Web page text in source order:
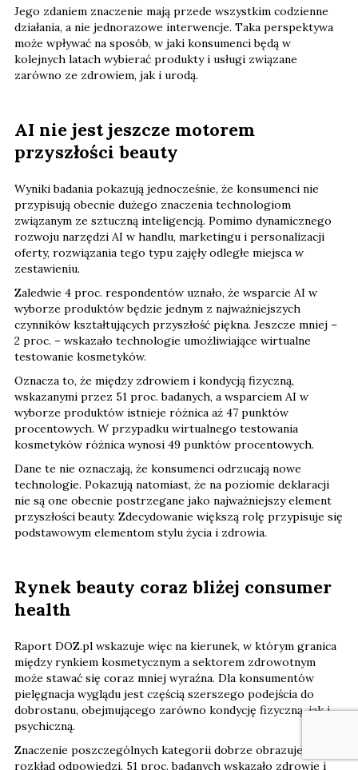
Jego zdaniem znaczenie mają przede wszystkim codzienne
działania, a nie jednorazowe interwencje. Taka perspektywa
może wpływać na sposób, w jaki konsumenci będą w
kolejnych latach wybierać produkty i usługi związane
zarówno ze zdrowiem, jak i urodą.
AI nie jest jeszcze motorem
przyszłości beauty
Wyniki badania pokazują jednocześnie, że konsumenci nie
przypisują obecnie dużego znaczenia technologiom
związanym ze sztuczną inteligencją. Pomimo dynamicznego
rozwoju narzędzi AI w handlu, marketingu i personalizacji
oferty, rozwiązania tego typu zajęły odległe miejsca w
zestawieniu.
Zaledwie 4 proc. respondentów uznało, że wsparcie AI w
wyborze produktów będzie jednym z najważniejszych
czynników kształtujących przyszłość piękna. Jeszcze mniej –
2 proc. – wskazało technologie umożliwiające wirtualne
testowanie kosmetyków.
Oznacza to, że między zdrowiem i kondycją fizyczną,
wskazanymi przez 51 proc. badanych, a wsparciem AI w
wyborze produktów istnieje różnica aż 47 punktów
procentowych. W przypadku wirtualnego testowania
kosmetyków różnica wynosi 49 punktów procentowych.
Dane te nie oznaczają, że konsumenci odrzucają nowe
technologie. Pokazują natomiast, że na poziomie deklaracji
nie są one obecnie postrzegane jako najważniejszy element
przyszłości beauty. Zdecydowanie większą rolę przypisuje się
podstawowym elementom stylu życia i zdrowia.
Rynek beauty coraz bliżej consumer
health
Raport DOZ.pl wskazuje więc na kierunek, w którym granica
między rynkiem kosmetycznym a sektorem zdrowotnym
może stawać się coraz mniej wyraźna. Dla konsumentów
pielęgnacja wyglądu jest częścią szerszego podejścia do
dobrostanu, obejmującego zarówno kondycję fizyczną, jak i
psychiczną.
Znaczenie poszczególnych kategorii dobrze obrazuje
rozkład odpowiedzi. 51 proc. badanych wskazało zdrowie i